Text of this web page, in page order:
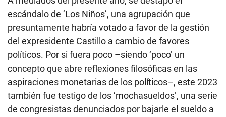
escándalo de ‘Los Niños’, una agrupación que
presuntamente habría votado a favor de la gestión
del expresidente Castillo a cambio de favores
políticos. Por si fuera poco –siendo ‘poco’ un
concepto que abre reflexiones filosóficas en las
aspiraciones monetarias de los políticos–, este 2023
también fue testigo de los ‘mochasueldos’, una serie
de congresistas denunciados por bajarle el sueldo a